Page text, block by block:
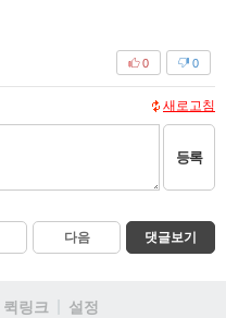
0
0
새로고침
등록
다음 댓글보기
퀵링크 설정